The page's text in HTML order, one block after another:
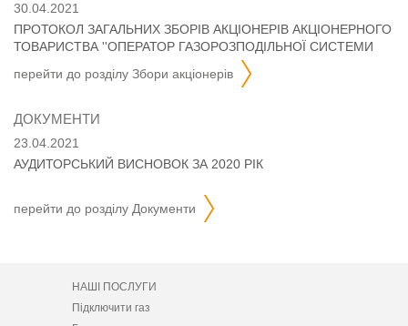
30.04.2021
ПРОТОКОЛ ЗАГАЛЬНИХ ЗБОРІВ АКЦІОНЕРІВ АКЦІОНЕРНОГО
ТОВАРИСТВА ''ОПЕРАТОР ГАЗОРОЗПОДІЛЬНОЇ СИСТЕМИ
перейти до розділу збори акціонерів
ДОКУМЕНТИ
23.04.2021
АУДИТОРСЬКИЙ ВИСНОВОК ЗА 2020 РІК
перейти до розділу документи
НАШІ ПОСЛУГИ
Підключити газ